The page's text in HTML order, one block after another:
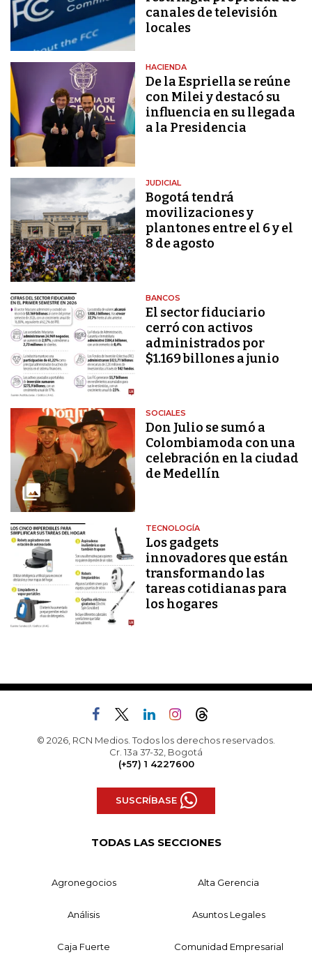
canales de televisión
locales
HACIENDA
De la Espriella se reúne
con Milei y destacó su
influencia en su llegada
a la Presidencia
JUDICIAL
Bogotá tendrá
movilizaciones y
plantones entre el 6 y el
8 de agosto
BANCOS
El sector fiduciario
cerró con activos
administrados por
$1.169 billones a junio
SOCIALES
Don Julio se sumó a
Colombiamoda con una
celebración en la ciudad
de Medellín
TECNOLOGÍA
Los gadgets
innovadores que están
transformando las
tareas cotidianas para
los hogares
© 2026, RCN Medios. Todos los derechos reservados.
Cr. 13a 37-32, Bogotá
(+57) 1 4227600
SUSCRÍBASE
TODAS LAS SECCIONES
Agronegocios Alta Gerencia
Análisis Asuntos Legales
Caja Fuerte Comunidad Empresarial